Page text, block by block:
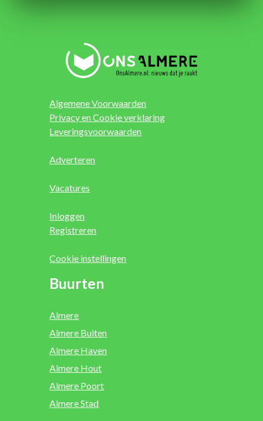
Algemene Voorwaarden
Privacy en Cookie verklaring
Leveringsvoorwaarden
Adverteren
Vacatures
Inloggen
Registreren
Cookie instellingen
Buurten
Almere
Almere Buiten
Almere Haven
Almere Hout
Almere Poort
Almere Stad